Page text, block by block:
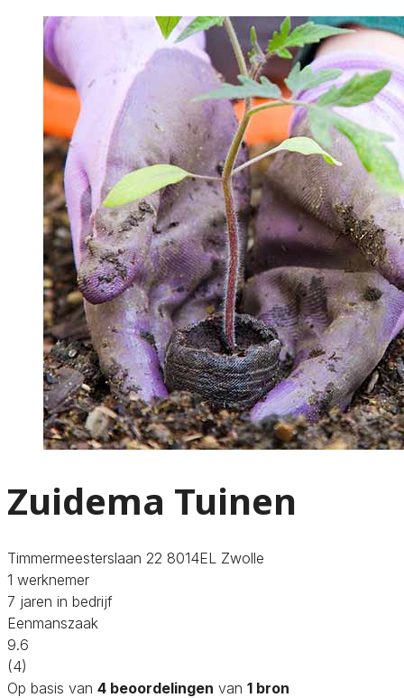
Zuidema Tuinen
Timmermeesterslaan 22 8014EL Zwolle
1 werknemer
7 jaren in bedrijf
Eenmanszaak
9.6
(4)
Op basis van 4 beoordelingen van 1 bron